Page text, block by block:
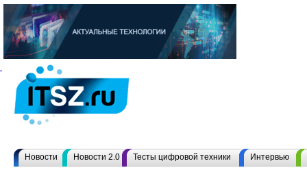
Новости Новости 2.0 Тесты цифровой техники Интервью